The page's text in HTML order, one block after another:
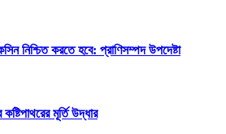
নিশ্চিত করতে হবে: প্রাণিসম্পদ উপদেষ্টা
মূর্তি উদ্ধার